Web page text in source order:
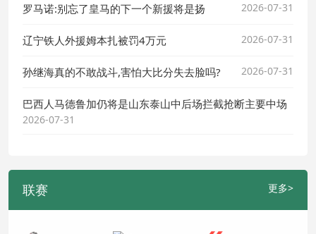
罗马诺:别忘了皇马的下一个新援将是扬 2026-07-31
辽宁铁人外援姆本扎被罚4万元 2026-07-31
孙继海真的不敢战斗,害怕大比分失去脸吗? 2026-07-31
巴西人马德鲁加仍将是山东泰山中后场拦截抢断主要中场
2026-07-31
联赛 更多>